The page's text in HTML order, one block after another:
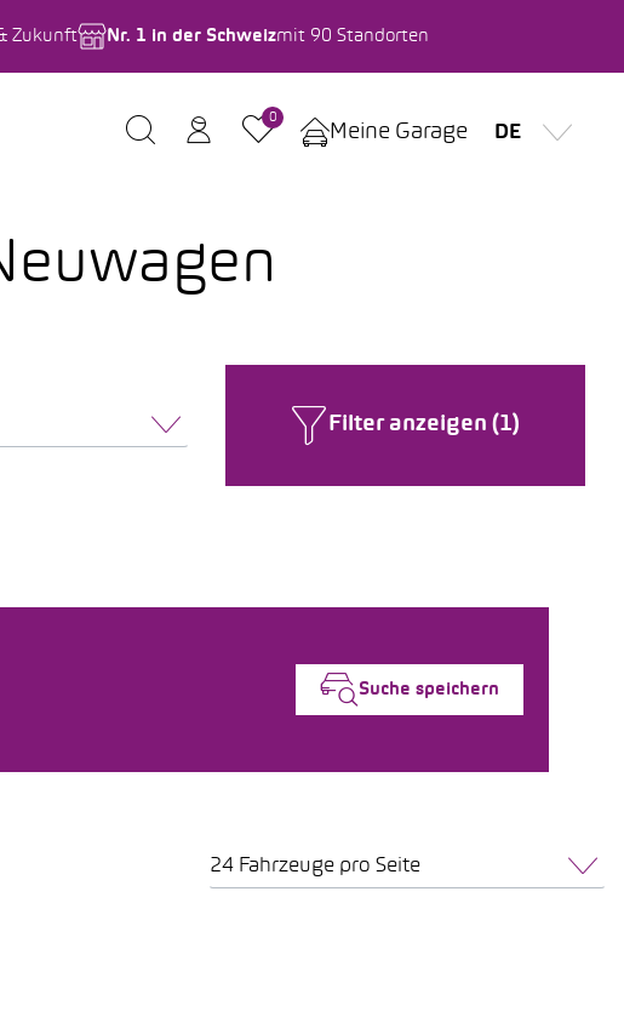
Zukunft Nr. 1 in der Schweizmit 90 Standorten
0
Meine Garage DE
Filter anzeigen (1)
Suche speichern
24 Fahrzeuge pro Seite